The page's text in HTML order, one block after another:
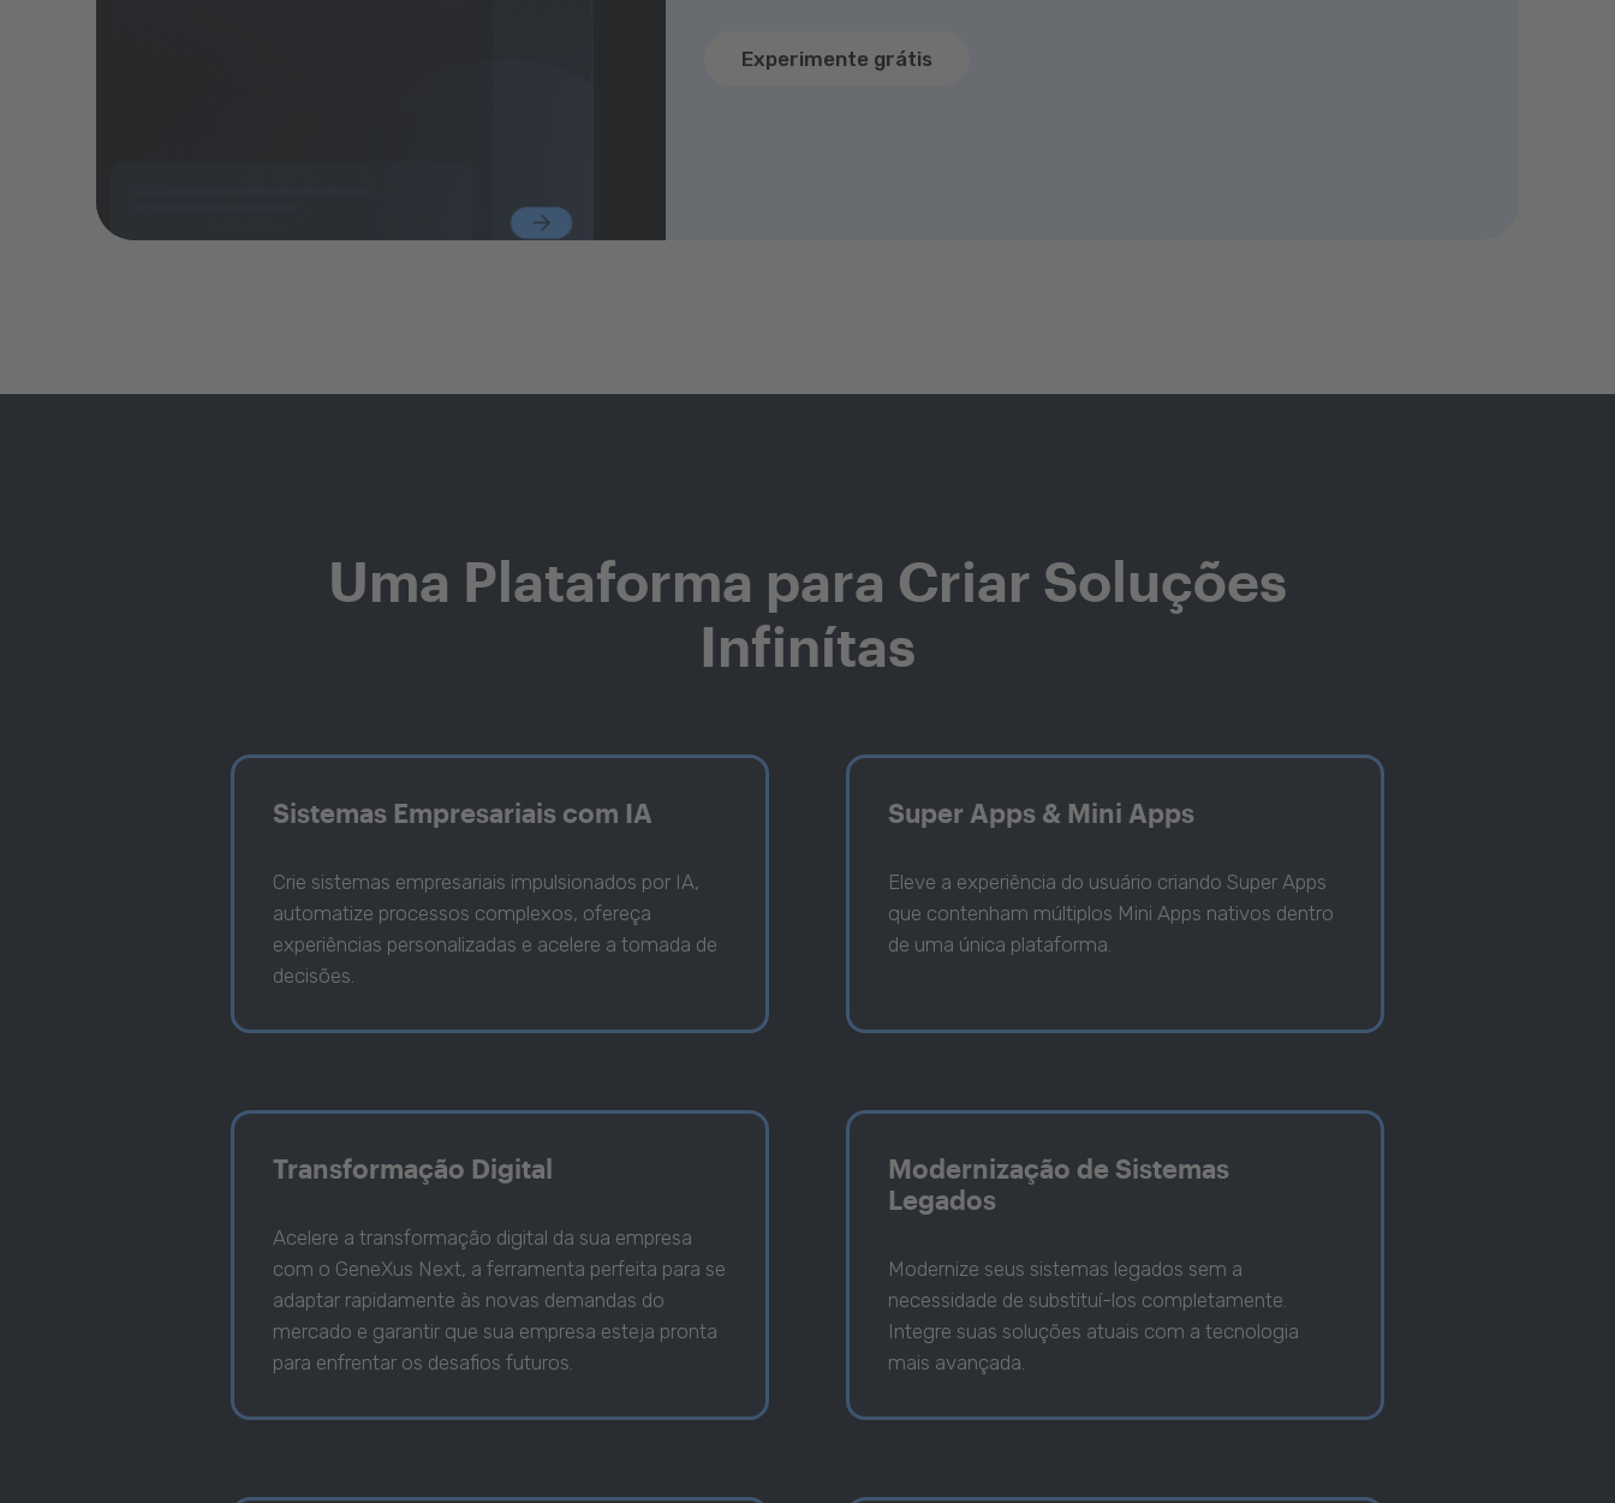
Experimente grátis
Uma Plataforma para Criar Soluções
Infinítas
Sistemas Empresariais com IA
Crie sistemas empresariais impulsionados por IA,
automatize processos complexos, ofereça
experiências personalizadas e acelere a tomada de
decisões.
Super Apps & Mini Apps
Eleve a experiência do usuário criando Super Apps
que contenham múltiplos Mini Apps nativos dentro
de uma única plataforma.
Transformação Digital
Acelere a transformação digital da sua empresa
com o GeneXus Next, a ferramenta perfeita para se
adaptar rapidamente às novas demandas do
mercado e garantir que sua empresa esteja pronta
para enfrentar os desafios futuros.
Modernização de Sistemas
Legados
Modernize seus sistemas legados sem a
necessidade de substituí-los completamente.
Integre suas soluções atuais com a tecnologia
mais avançada.